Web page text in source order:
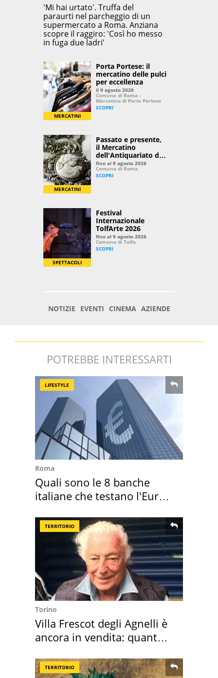
POTREBBE INTERESSARTI
LIFESTYLE
Roma
Quali sono le 8 banche
italiane che testano l'Euro
TERRITORIO
Torino
Villa Frescot degli Agnelli è
ancora in vendita: quanto
TERRITORIO